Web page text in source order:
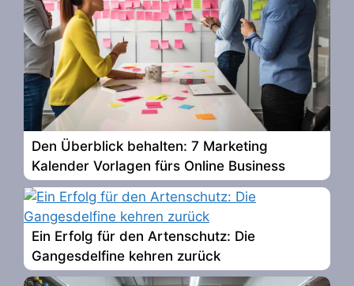
Den Überblick behalten: 7 Marketing
Kalender Vorlagen fürs Online Business
Ein Erfolg für den Artenschutz: Die
Gangesdelfine kehren zurück